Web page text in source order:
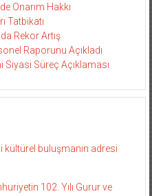
Onarım Hakkı
Tatbikatı
Rekor Artış
Raporunu Açıkladı
Siyasi Süreç Açıklaması
kültürel buluşmanın adresi
102. Yılı Gurur ve